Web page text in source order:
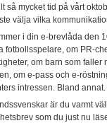
så mycket tid på vårt
välja vilka
i din e-brevlåda den
fotbollsspelare, om PR-
om barn som
om e-pass och e-
intressen. Bland annat.
är du varmt
som du just nu